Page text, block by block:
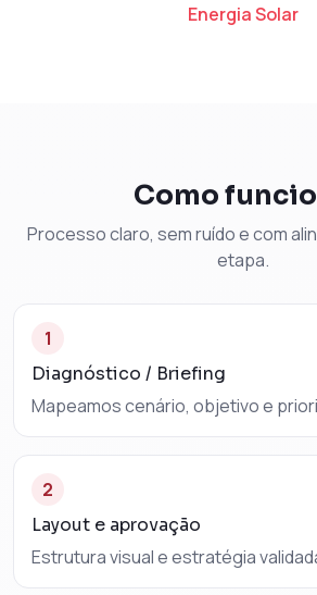
Energia Solar
Como
Processo claro, sem ruído e com
etapa.
1
Diagnóstico / Briefing
Mapeamos cenário, objetivo e
2
Layout e aprovação
Estrutura visual e estratégia